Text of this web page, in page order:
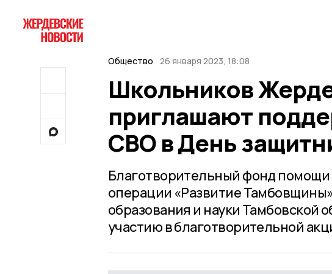
Общество 26 января 2023, 18:08
Школьников
приглашают
СВО в День
Благотворительный фонд
операции «Развитие
образования и науки Тамбовской
участию в благотворительной